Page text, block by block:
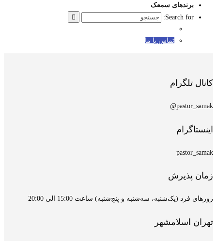
برندهای سمعک
Search for:
تماس با ما
کانال تلگرام
pastor_samak@
اینستاگرام
pastor_samak
زمان پذیرش
روزهای فرد (یک‌شنبه، سه‌شنبه و پنج‌شنبه) ساعت 15:00 الی 20:00
تهران اسلامشهر